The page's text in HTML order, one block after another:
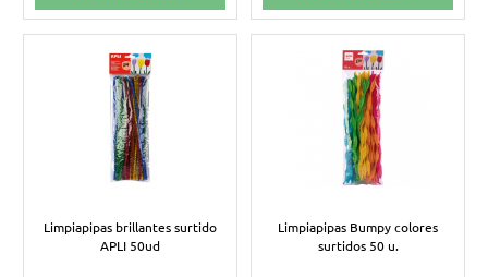
Limpiapipas brillantes surtido
APLI 50ud
Limpiapipas Bumpy colores
surtidos 50 u.